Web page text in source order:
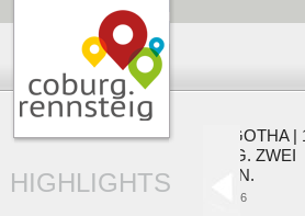
HIGHLIGHTS
COBURG | GOTHA | 1826
EIN HERZOG. ZWEI
RESIDENZEN.